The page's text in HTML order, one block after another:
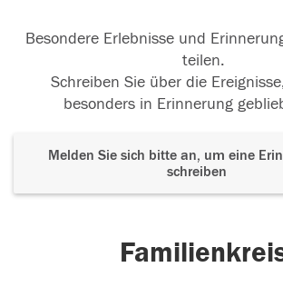
Besondere Erlebnisse und
teilen.
Schreiben Sie über die
besonders in Erinnerung
Melden Sie sich bitte an, um eine
schreiben